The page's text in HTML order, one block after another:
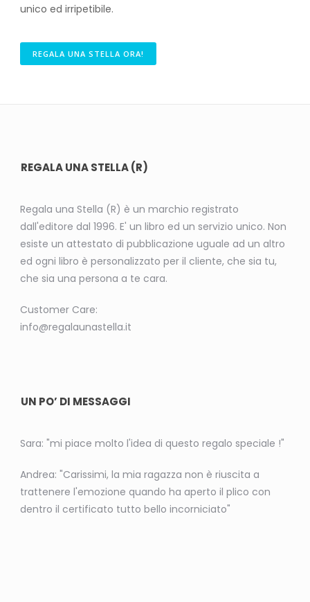
unico ed irripetibile.
REGALA UNA STELLA ORA!
REGALA UNA STELLA (R)
Regala una Stella (R) è un marchio registrato
dall'editore dal 1996. E' un libro ed un servizio unico. Non
esiste un attestato di pubblicazione uguale ad un altro
ed ogni libro è personalizzato per il cliente, che sia tu,
che sia una persona a te cara.
Customer Care:
info@regalaunastella.it
UN PO’ DI MESSAGGI
Sara: "mi piace molto l'idea di questo regalo speciale !"
Andrea: "Carissimi, la mia ragazza non è riuscita a
trattenere l'emozione quando ha aperto il plico con
dentro il certificato tutto bello incorniciato"